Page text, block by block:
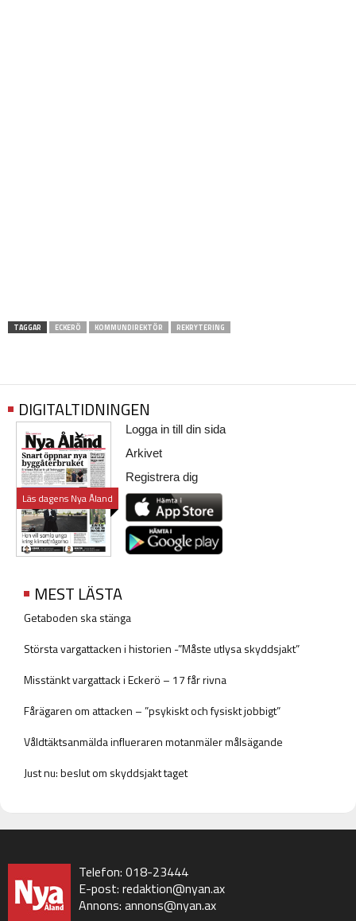
TAGGAR ECKERÖ KOMMUNDIREKTÖR REKRYTERING
DIGITALTIDNINGEN
Läs dagens Nya Åland
Logga in till din sida
Arkivet
Registrera dig
MEST LÄSTA
Getaboden ska stänga
Största vargattacken i historien -”Måste utlysa skyddsjakt”
Misstänkt vargattack i Eckerö – 17 får rivna
Fårägaren om attacken – ”psykiskt och fysiskt jobbigt”
Våldtäktsanmälda influeraren motanmäler målsägande
Just nu: beslut om skyddsjakt taget
Telefon: 018-23444
E-post: redaktion@nyan.ax
Annons: annons@nyan.ax